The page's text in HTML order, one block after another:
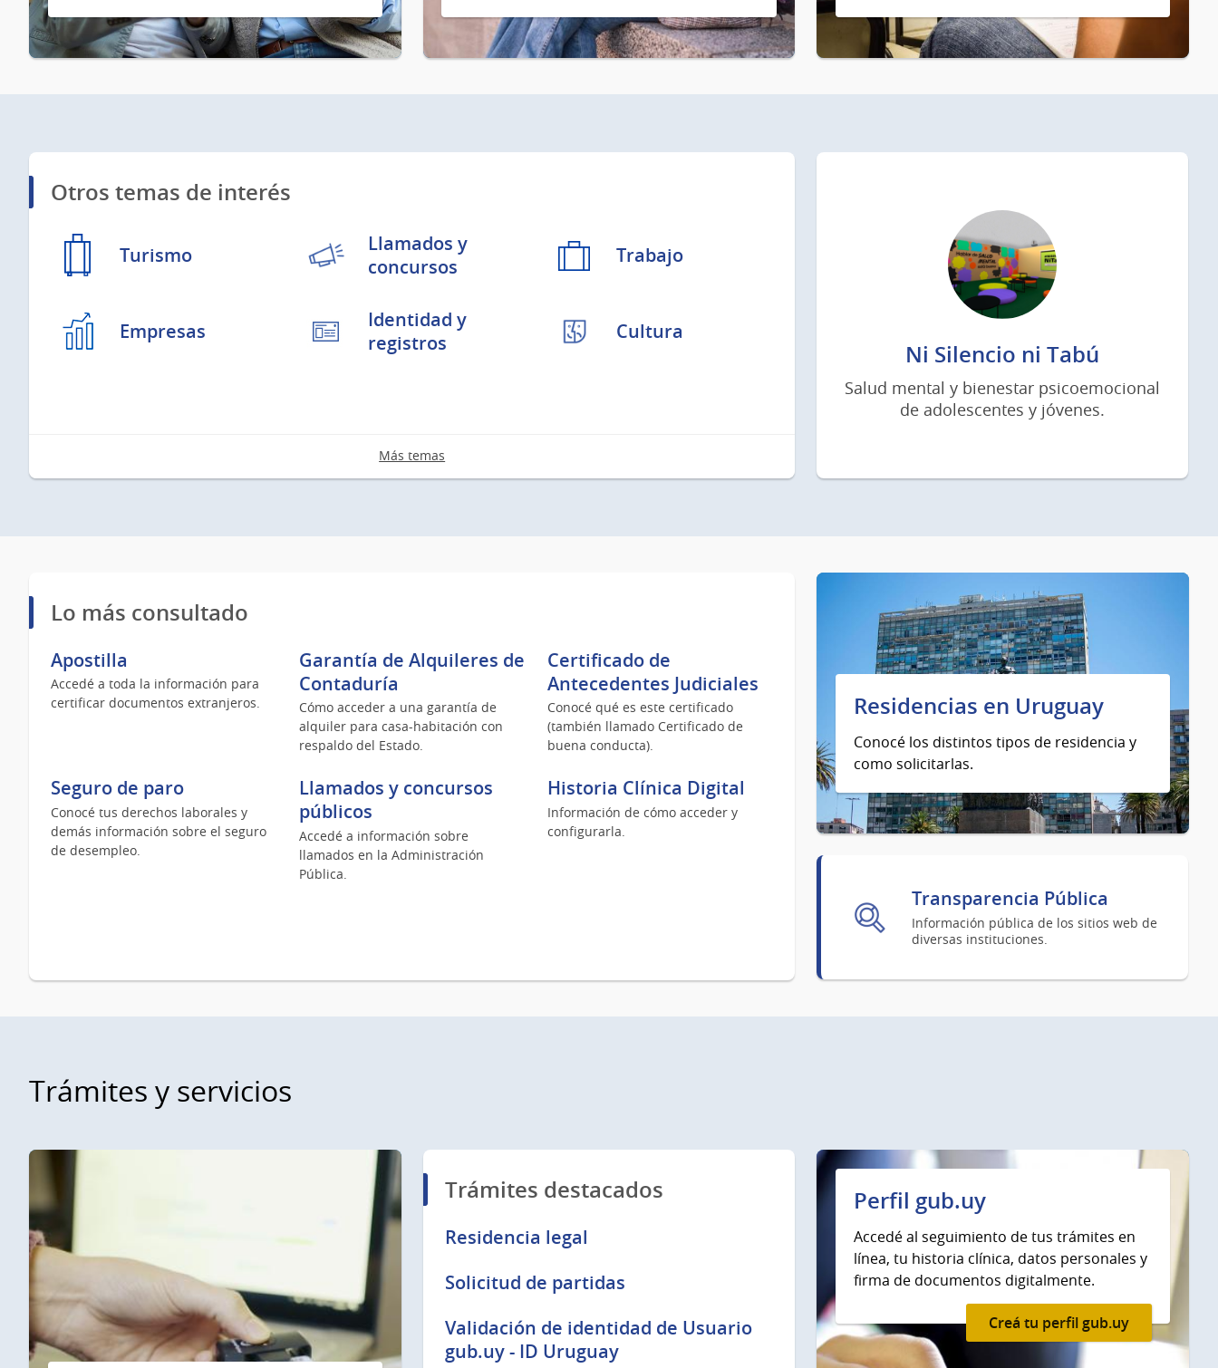
Otros temas de interés
Turismo
Llamados y
concursos
Trabajo
Empresas
Identidad y
registros
Cultura
Más temas
Ni Silencio ni Tabú
Salud mental y bienestar psicoemocional
de adolescentes y jóvenes.
Lo más consultado
Apostilla
Accedé a toda la información para
certificar documentos extranjeros.
Garantía de Alquileres de
Contaduría
Cómo acceder a una garantía de
alquiler para casa-habitación con
respaldo del Estado.
Certificado de
Antecedentes Judiciales
Conocé qué es este certificado
(también llamado Certificado de
buena conducta).
Seguro de paro
Conocé tus derechos laborales y
demás información sobre el seguro
de desempleo.
Llamados y concursos
públicos
Accedé a información sobre
llamados en la Administración
Pública.
Historia Clínica Digital
Información de cómo acceder y
configurarla.
Residencias en Uruguay
Conocé los distintos tipos de residencia y
como solicitarlas.
Transparencia Pública
Información pública de los sitios web de
diversas instituciones.
Trámites y servicios
Trámites destacados
Residencia legal
Solicitud de partidas
Validación de identidad de Usuario
gub.uy - ID Uruguay
Perfil gub.uy
Accedé al seguimiento de tus trámites en
línea, tu historia clínica, datos personales y
firma de documentos digitalmente.
Creá tu perfil gub.uy